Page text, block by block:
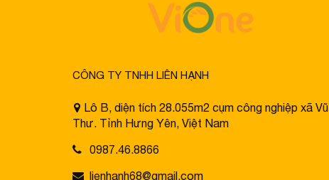
CÔNG TY TNHH LIÊN HẠNH
Lô B, diện tích 28.055m2 cụm công nghiệp xã Vũ
Thư. Tỉnh Hưng Yên, Việt Nam
0987.46.8866
lienhanh68@gmail.com